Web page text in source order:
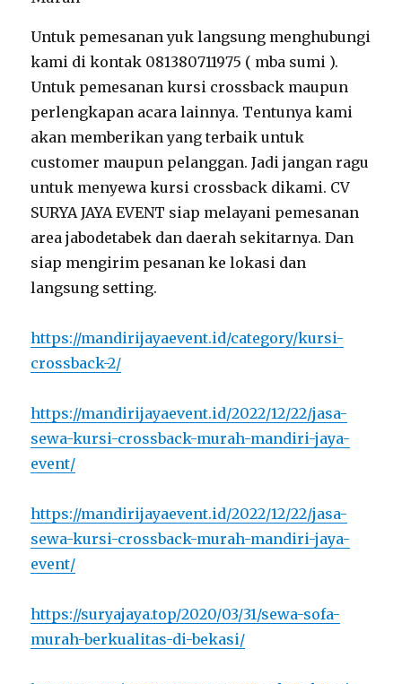
Untuk pemesanan yuk langsung menghubungi
kami di kontak 081380711975 ( mba sumi ).
Untuk pemesanan kursi crossback maupun
perlengkapan acara lainnya. Tentunya kami
akan memberikan yang terbaik untuk
customer maupun pelanggan. Jadi jangan ragu
untuk menyewa kursi crossback dikami. CV
SURYA JAYA EVENT siap melayani pemesanan
area jabodetabek dan daerah sekitarnya. Dan
siap mengirim pesanan ke lokasi dan
langsung setting.
https://mandirijayaevent.id/category/kursi-
crossback-2/
https://mandirijayaevent.id/2022/12/22/jasa-
sewa-kursi-crossback-murah-mandiri-jaya-
event/
https://mandirijayaevent.id/2022/12/22/jasa-
sewa-kursi-crossback-murah-mandiri-jaya-
event/
https://suryajaya.top/2020/03/31/sewa-sofa-
murah-berkualitas-di-bekasi/